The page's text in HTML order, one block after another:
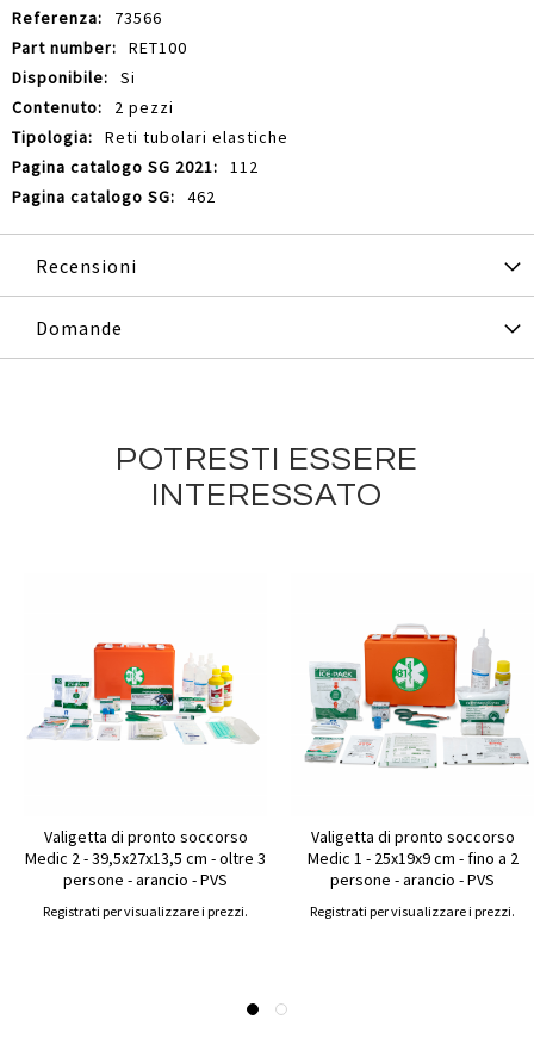
73566
RET100
Si
2 pezzi
Reti tubolari elastiche
112
462
Recensioni
Domande
POTRESTI ESSERE
INTERESSATO
Valigetta di pronto soccorso
Medic 2 - 39,5x27x13,5 cm - oltre 3
persone - arancio - PVS
Registrati per visualizzare i prezzi.
Valigetta di pronto soccorso
Medic 1 - 25x19x9 cm - fino a 2
persone - arancio - PVS
Registrati per visualizzare i prezzi.